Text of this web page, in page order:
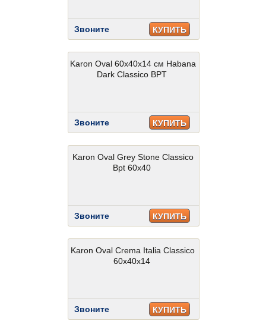
Звоните КУПИТЬ
Karon Oval 60x40x14 см Habana
Dark Classico BPT
Звоните КУПИТЬ
Karon Oval Grey Stone Classico
Bpt 60x40
Звоните КУПИТЬ
Karon Oval Crema Italia Classico
60x40x14
Звоните КУПИТЬ